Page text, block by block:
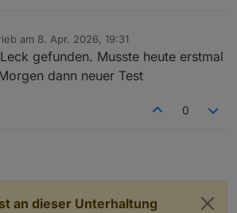
am 8. Apr. 2026, 19:31
editiert von
gefunden. Musste heute erstmal
dann neuer Test
0
an dieser Unterhaltung